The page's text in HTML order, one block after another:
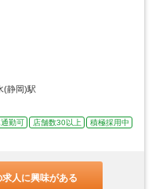
(静岡)駅
勤可 店舗数30以上
積極採用中
求人に興味がある